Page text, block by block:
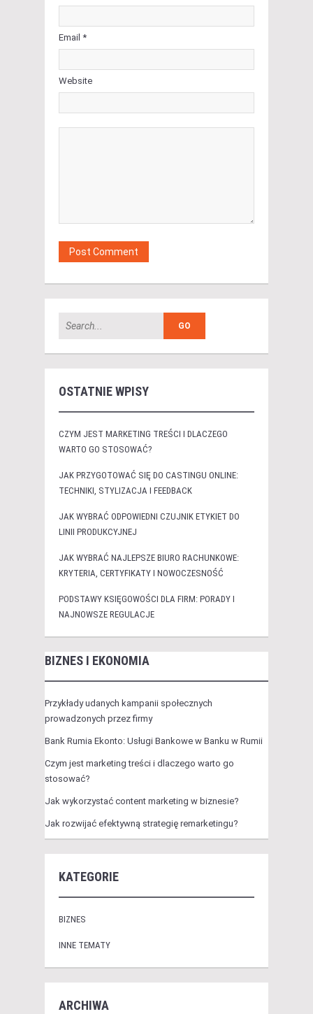
Email *
Website
OSTATNIE WPISY
CZYM JEST MARKETING TREŚCI I DLACZEGO
WARTO GO STOSOWAĆ?
JAK PRZYGOTOWAĆ SIĘ DO CASTINGU ONLINE:
TECHNIKI, STYLIZACJA I FEEDBACK
JAK WYBRAĆ ODPOWIEDNI CZUJNIK ETYKIET DO
LINII PRODUKCYJNEJ
JAK WYBRAĆ NAJLEPSZE BIURO RACHUNKOWE:
KRYTERIA, CERTYFIKATY I NOWOCZESNOŚĆ
PODSTAWY KSIĘGOWOŚCI DLA FIRM: PORADY I
NAJNOWSZE REGULACJE
BIZNES I EKONOMIA
Przykłady udanych kampanii społecznych
prowadzonych przez firmy
Bank Rumia Ekonto: Usługi Bankowe w Banku w Rumii
Czym jest marketing treści i dlaczego warto go
stosować?
Jak wykorzystać content marketing w biznesie?
Jak rozwijać efektywną strategię remarketingu?
KATEGORIE
BIZNES
INNE TEMATY
ARCHIWA